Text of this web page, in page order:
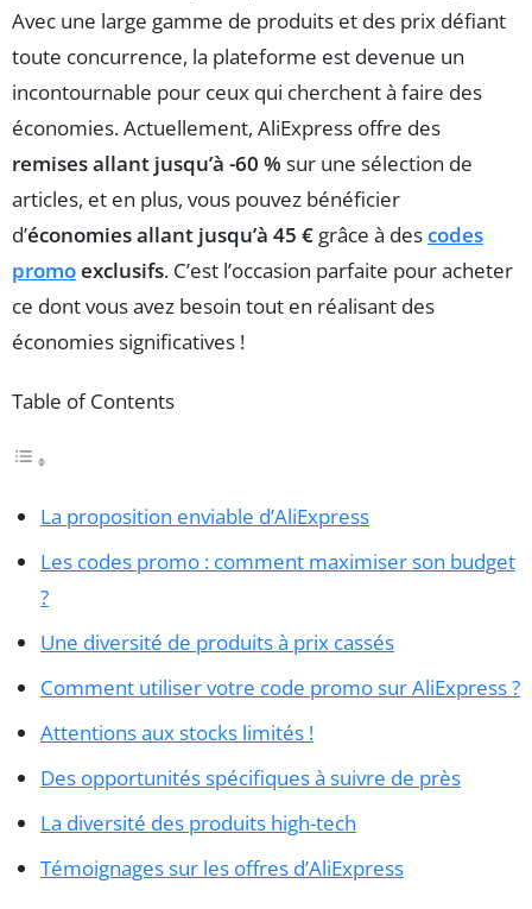
Avec une large gamme de produits et des prix défiant
toute concurrence, la plateforme est devenue un
incontournable pour ceux qui cherchent à faire des
économies. Actuellement, AliExpress offre des
remises allant jusqu’à -60 % sur une sélection de
articles, et en plus, vous pouvez bénéficier
d’économies allant jusqu’à 45 € grâce à descodes
promoexclusifs. C’est l’occasion parfaite pour acheter
ce dont vous avez besoin tout en réalisant des
économies significatives !
Table of Contents
La proposition enviable d’AliExpress
Les codes promo : comment maximiser son budget
?
Une diversité de produits à prix cassés
Comment utiliser votre code promo sur AliExpress ?
Attentions aux stocks limités !
Des opportunités spécifiques à suivre de près
La diversité des produits high-tech
Témoignages sur les offres d’AliExpress